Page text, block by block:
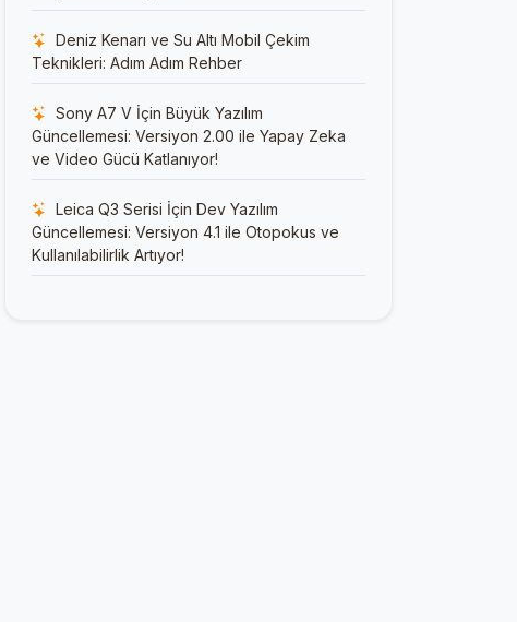
Deniz Kenarı ve Su Altı Mobil Çekim
Teknikleri: Adım Adım Rehber
Sony A7 V İçin Büyük Yazılım
Güncellemesi: Versiyon 2.00 ile Yapay Zeka
ve Video Gücü Katlanıyor!
Leica Q3 Serisi İçin Dev Yazılım
Güncellemesi: Versiyon 4.1 ile Otopokus ve
Kullanılabilirlik Artıyor!